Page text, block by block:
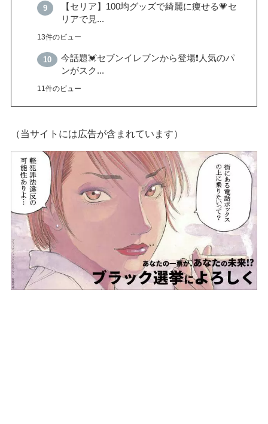
【セリア】100均グッズで綺麗に痩せる💗セ
リアで見...
13件のビュー
今話題💓セブンイレブンから登場❗️人気のパ
ンがスク...
11件のビュー
（当サイトには広告が含まれています）